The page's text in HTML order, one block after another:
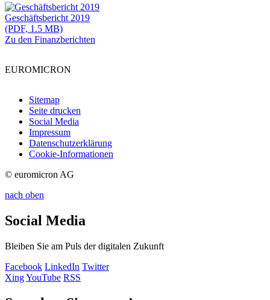
Geschäftsbericht 2019
(PDF, 1.5 MB)
Zu den Finanzberichten
EUROMICRON
Sitemap
Seite drucken
Social Media
Impressum
Datenschutzerklärung
Cookie-Informationen
© euromicron AG
nach oben
Social Media
Bleiben Sie am Puls der digitalen Zukunft
Facebook LinkedIn Twitter
XingYouTube RSS